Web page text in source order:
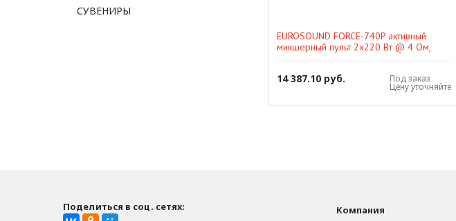
СУВЕНИРЫ
EUROSOUND FORCE-740P активный
микшерный пульт 2x220 Вт @ 4 Ом,
14 387.10 руб. Под заказ
Цену уточняйте
Поделиться в соц. сетях: Компания